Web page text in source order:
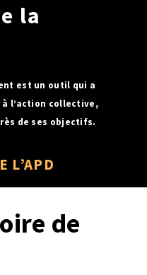
la
est un outil qui a
l’action collective,
de ses objectifs.
L’APD
de